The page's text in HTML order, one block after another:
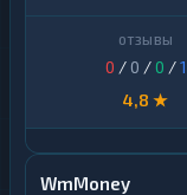
0 / 0 /0 /1
4,8 ★
WmMoney